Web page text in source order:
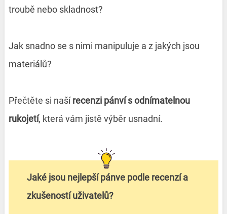
troubě nebo skladnost?
Jak snadno se s nimi manipuluje a z jakých jsou
materiálů?
Přečtěte si našírecenzi pánví s odnímatelnou
rukojetí, která vám jistě výběr usnadní.
Jaké jsou nejlepší pánve podle recenzí a
zkušeností uživatelů?